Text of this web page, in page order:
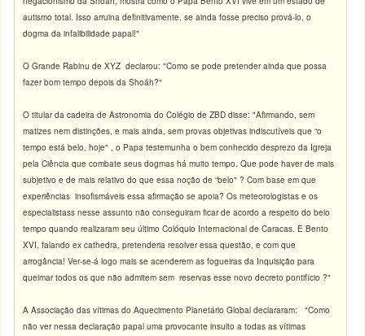
autismo total. Isso arruina definitivamente, se ainda fosse preciso prová-lo, o
dogma da infalibilidade papal!"
O Grande Rabinu de XYZ declarou: "Como se pode pretender ainda que possa
fazer bom tempo depois da Shoáh?"
O titular da cadeira de Astronomia do Colégio de ZBD disse: "Afirmando, sem
matizes nem distinções, e mais ainda, sem provas objetivas indiscutíveis que “o
tempo está belo, hoje" , o Papa testemunha o bem conhecido desprezo da Igreja
pela Ciência que combate seus dogmas há muito tempo. Que pode haver de mais
subjetivo e de mais relativo do que essa noção de “belo" ? Com base em que
experiências insofismáveis essa afirmação se apoia? Os meteorologistas e os
especialistass nesse assunto não conseguiram ficar de acordo a respeito do belo
tempo quando realizaram seu último Colóquio Internacional de Caracas. E Bento
XVI, falando ex cathedra, pretenderia resolver essa questão, e com que
arrogância! Ver-se-á logo mais se acenderem as fogueiras da Inquisição para
queimar todos os que não admitem sem reservas esse novo decreto pontifício ?"
A Associação das vítimas do Aquecimento Planetário Global declararam: "Como
não ver nessa declaração papal uma provocante insulto a todas as vítimas